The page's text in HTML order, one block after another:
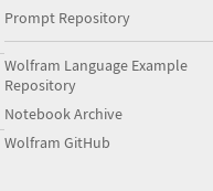
Prompt Repository
Wolfram Language Example
Repository
Notebook Archive
Wolfram GitHub